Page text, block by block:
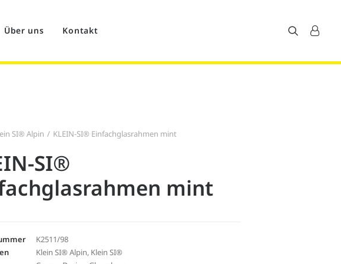
Über uns Kontakt
SI® Alpin KLEIN-SI® Einfachglasrahmen mint
SI®
mint
K2511/98
Klein SI® Alpin, Klein SI®